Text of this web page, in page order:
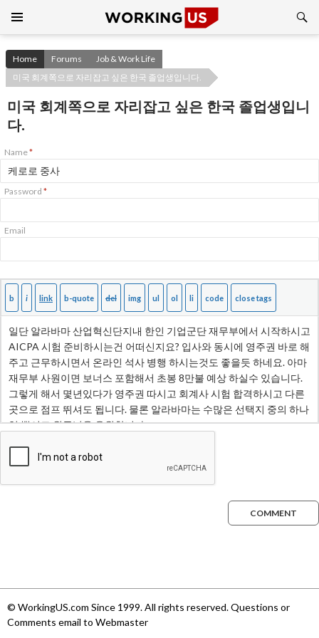
CONTENT
Home Forums
Job & Work Life
미국 회계쪽으로 자리잡고 싶은 한국 졸업생입니다.
미국 회계쪽으로 자리잡고 싶은 한국 졸업생입니
다.
Name*
Password *
Email
COMMENT
© WorkingUS.com Since 1999. All rights reserved. Questions or
Comments email to Webmaster